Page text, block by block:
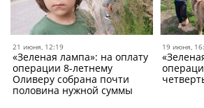
21 июня, 12:19
«Зеленая лампа»: на оплату
операции 8-летнему
Оливеру собрана почти
половина нужной суммы
19 июня,